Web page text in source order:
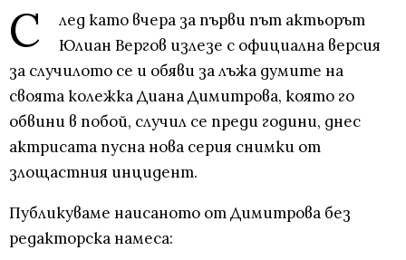
С
лед като вчера за първи път актьорът
Юлиан Вергов излезе с официална версия
за случилото се и обяви за лъжа думите на
своята колежка Диана Димитрова, която го
обвини в побой, случил се преди години, днес
актрисата пусна нова серия снимки от
злощастния инцидент.
Публикуваме наисаното от Димитрова без
редакторска намеса: